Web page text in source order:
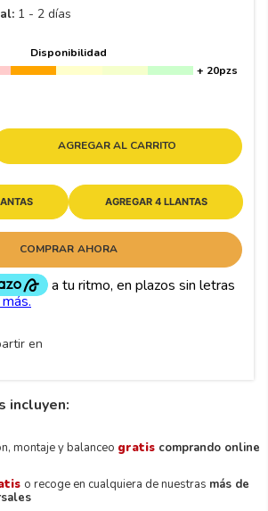
1 - 2 días
Disponibilidad
+ 20pzs
AGREGAR AL CARRITO
AGREGAR 4 LLANTAS
COMPRAR AHORA
en
incluyen:
montaje y balanceo gratis comprando online
o recoge en cualquiera de nuestras más de